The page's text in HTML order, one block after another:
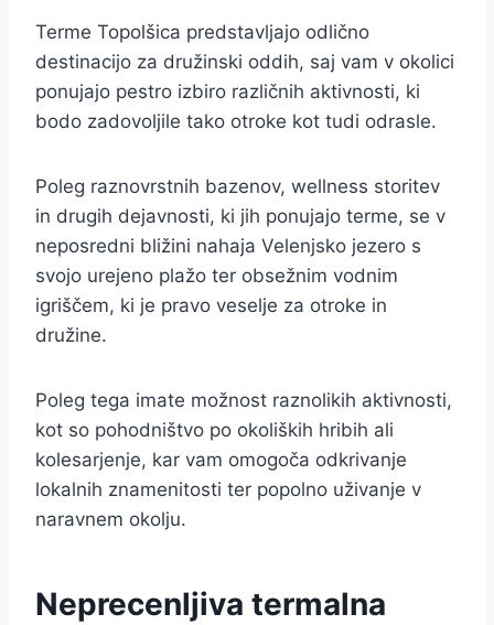
Terme Topolšica predstavljajo odlično
destinacijo za družinski oddih, saj vam v okolici
ponujajo pestro izbiro različnih aktivnosti, ki
bodo zadovoljile tako otroke kot tudi odrasle.
Poleg raznovrstnih bazenov, wellness storitev
in drugih dejavnosti, ki jih ponujajo terme, se v
neposredni bližini nahaja Velenjsko jezero s
svojo urejeno plažo ter obsežnim vodnim
igriščem, ki je pravo veselje za otroke in
družine.
Poleg tega imate možnost raznolikih aktivnosti,
kot so pohodništvo po okoliških hribih ali
kolesarjenje, kar vam omogoča odkrivanje
lokalnih znamenitosti ter popolno uživanje v
naravnem okolju.
Neprecenljiva termalna